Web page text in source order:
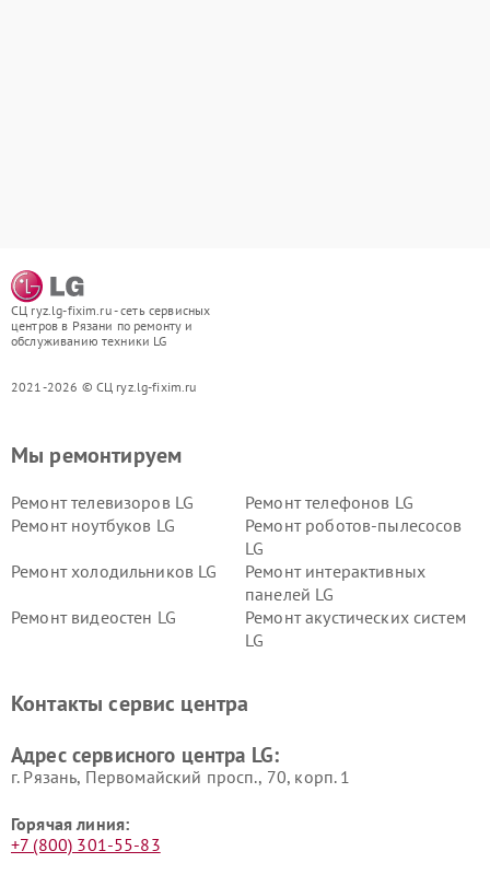
СЦ ryz.lg-fixim.ru - сеть сервисных
центров в Рязани по ремонту и
обслуживанию техники LG
2021-2026 © СЦ ryz.lg-fixim.ru
Мы ремонтируем
Ремонт телевизоров LG
Ремонт телефонов LG
Ремонт ноутбуков LG
Ремонт роботов-пылесосов
LG
Ремонт холодильников LG
Ремонт интерактивных
панелей LG
Ремонт видеостен LG
Ремонт акустических систем
LG
Ремонт морозильных камер
Ремонт вертикальных
Контакты сервис центра
Адрес сервисного центра LG:
г. Рязань, Первомайский просп., 70, корп. 1
Горячая линия:
+7 (800) 301-55-83